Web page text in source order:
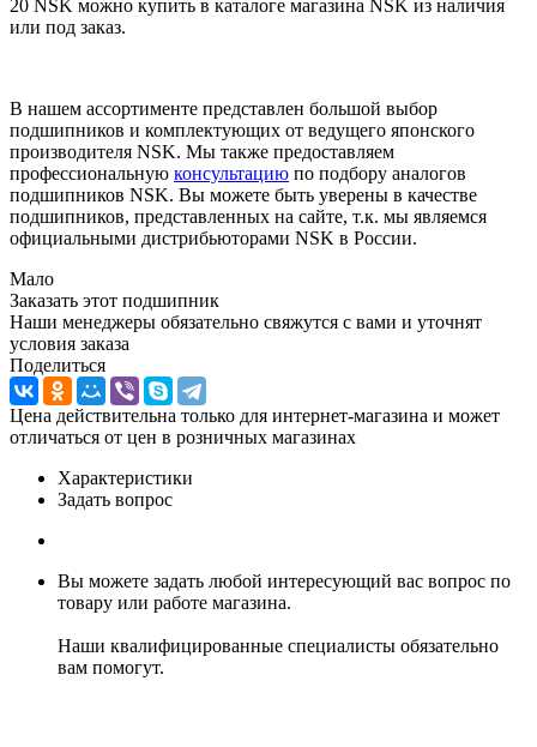
20 NSK можно купить в каталоге магазина NSK из наличия
или под заказ.
В нашем ассортименте представлен большой выбор
подшипников и комплектующих от ведущего японского
производителя NSK. Мы также предоставляем
профессиональную консультацию по подбору аналогов
подшипников NSK. Вы можете быть уверены в качестве
подшипников, представленных на сайте, т.к. мы являемся
официальными дистрибьюторами NSK в России.
Мало
Заказать этот подшипник
Наши менеджеры обязательно свяжутся с вами и уточнят
условия заказа
Поделиться
Цена действительна только для интернет-магазина и может
отличаться от цен в розничных магазинах
Характеристики
Задать вопрос
Вы можете задать любой интересующий вас вопрос по
товару или работе магазина.
Наши квалифицированные специалисты обязательно
вам помогут.